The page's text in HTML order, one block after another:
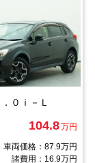
０ｉ－Ｌ
104.8万円
車両価格：87.9万円
諸費用：16.9万円